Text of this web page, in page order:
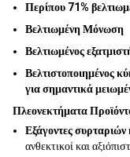
Περίπου 71%
Βελτιωμένη Μόνωση
Βελτιωμένος
Βελτιστοποιημένος
για σημαντικά
Πλεονεκτήματα
Εξάγοντες
ανθεκτικοί και